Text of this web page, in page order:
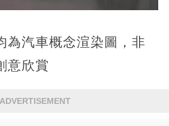
為汽車概念渲染圖，非
意欣賞
ADVERTISEMENT